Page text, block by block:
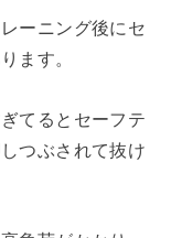
ーニング後にセ
ます。
てるとセーフテ
つぶされて抜け